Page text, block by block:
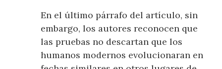
En el último párrafo del artículo, sin
embargo, los autores reconocen que
las pruebas no descartan que los
humanos modernos evolucionaran en